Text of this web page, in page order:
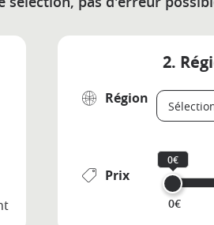
2.
Région
Prix
0€
0€